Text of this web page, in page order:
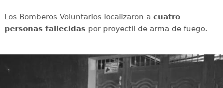
Los Bomberos Voluntarios localizaron a cuatro
personas fallecidaspor proyectil de arma de fuego.